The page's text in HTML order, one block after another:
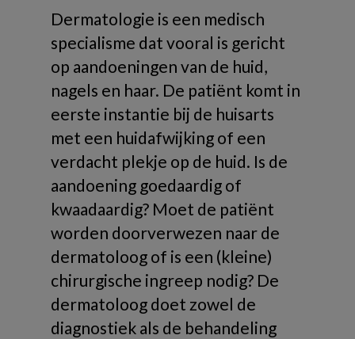
Dermatologie is een medisch
specialisme dat vooral is gericht
op aandoeningen van de huid,
nagels en haar. De patiënt komt in
eerste instantie bij de huisarts
met een huidafwijking of een
verdacht plekje op de huid. Is de
aandoening goedaardig of
kwaadaardig? Moet de patiënt
worden doorverwezen naar de
dermatoloog of is een (kleine)
chirurgische ingreep nodig? De
dermatoloog doet zowel de
diagnostiek als de behandeling